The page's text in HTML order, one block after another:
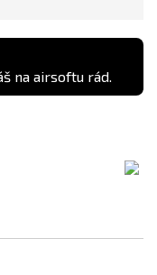
na airsoftu rád.